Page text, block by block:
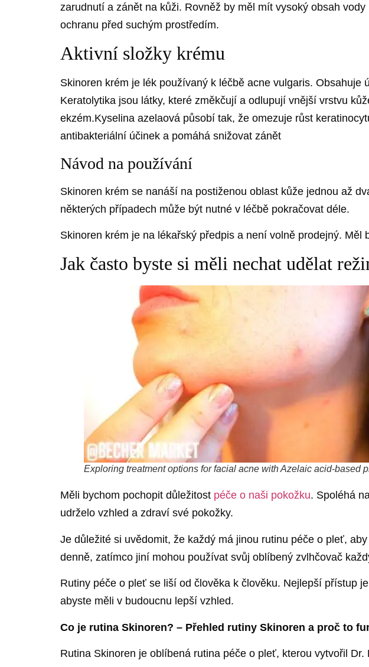
zarudnutí a zánět na kůži. Rovněž by měl mít vysoký obsah
ochranu před suchým prostředím.
Aktivní složky krému
Skinoren krém je lék používaný k léčbě acne vulgaris.
Keratolytika jsou látky, které změkčují a odlupují vnější vrstvu
ekzém.Kyselina azelaová působí tak, že omezuje růst
antibakteriální účinek a pomáhá snižovat zánět
Návod na používání
Skinoren krém se nanáší na postiženou oblast kůže jednou až
některých případech může být nutné v léčbě pokračovat déle.
Skinoren krém je na lékařský předpis a není volně prodejný.
Jak často byste si měli nechat udělat
Exploring treatment options for facial acne with Azelaic acid-based
Měli bychom pochopit důležitost péče o naši pokožku. Spoléhá
udrželo vzhled a zdraví své pokožky.
Je důležité si uvědomit, že každý má jinou rutinu péče o pleť,
denně, zatímco jiní mohou používat svůj oblíbený zvlhčovač
Rutiny péče o pleť se liší od člověka k člověku. Nejlepší přístup
abyste měli v budoucnu lepší vzhled.
Co je rutina Skinoren? – Přehled rutiny Skinoren a proč to
Rutina Skinoren je oblíbená rutina péče o pleť, kterou vytvořil